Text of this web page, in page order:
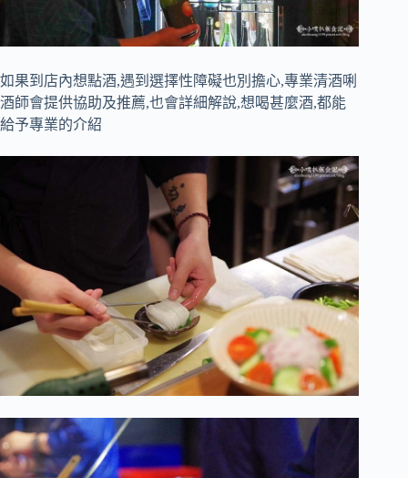
如果到店內想點酒,遇到選擇性障礙也別擔心,專業清酒唎
酒師會提供協助及推薦,也會詳細解說,想喝甚麼酒,都能
給予專業的介紹